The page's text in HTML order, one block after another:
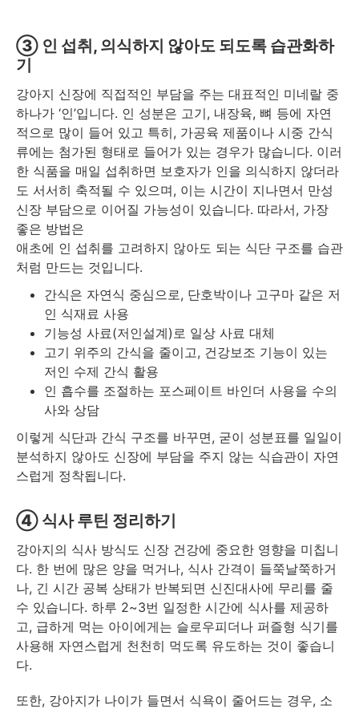
③ 인 섭취, 의식하지 않아도 되도록 습관화하
기
강아지 신장에 직접적인 부담을 주는 대표적인 미네랄 중
하나가 ‘인’입니다. 인 성분은 고기, 내장육, 뼈 등에 자연
적으로 많이 들어 있고 특히, 가공육 제품이나 시중 간식
류에는 첨가된 형태로 들어가 있는 경우가 많습니다. 이러
한 식품을 매일 섭취하면 보호자가 인을 의식하지 않더라
도 서서히 축적될 수 있으며, 이는 시간이 지나면서 만성
신장 부담으로 이어질 가능성이 있습니다. 따라서, 가장
좋은 방법은
애초에 인 섭취를 고려하지 않아도 되는 식단 구조를 습관
처럼 만드는 것입니다.
간식은 자연식 중심으로, 단호박이나 고구마 같은 저
인 식재료 사용
기능성 사료(저인설계)로 일상 사료 대체
고기 위주의 간식을 줄이고, 건강보조 기능이 있는
저인 수제 간식 활용
인 흡수를 조절하는 포스페이트 바인더 사용을 수의
사와 상담
이렇게 식단과 간식 구조를 바꾸면, 굳이 성분표를 일일이
분석하지 않아도 신장에 부담을 주지 않는 식습관이 자연
스럽게 정착됩니다.
④ 식사 루틴 정리하기
강아지의 식사 방식도 신장 건강에 중요한 영향을 미칩니
다. 한 번에 많은 양을 먹거나, 식사 간격이 들쭉날쭉하거
나, 긴 시간 공복 상태가 반복되면 신진대사에 무리를 줄
수 있습니다. 하루 2~3번 일정한 시간에 식사를 제공하
고, 급하게 먹는 아이에게는 슬로우피더나 퍼즐형 식기를
사용해 자연스럽게 천천히 먹도록 유도하는 것이 좋습니
다.
또한, 강아지가 나이가 들면서 식욕이 줄어드는 경우, 소